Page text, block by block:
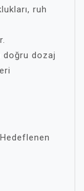
ruh
doğru dozaj